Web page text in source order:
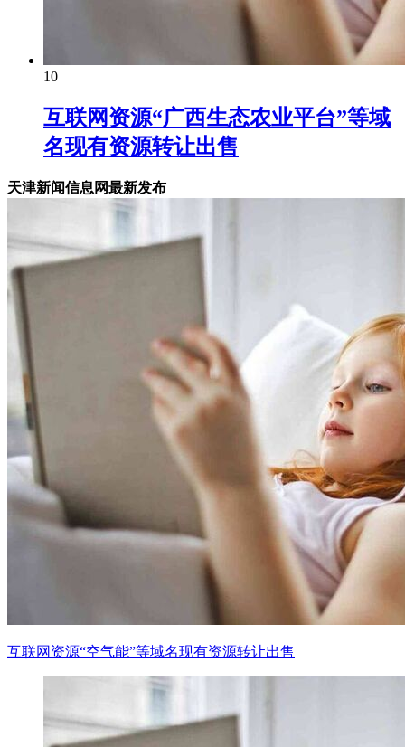
10
互联网资源“广西生态农业平台”等域
名现有资源转让出售
天津新闻信息网最新发布
互联网资源“空气能”等域名现有资源转让出售